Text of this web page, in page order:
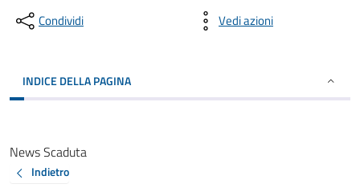
Condividi Vedi azioni
INDICE DELLA PAGINA
News Scaduta
Indietro